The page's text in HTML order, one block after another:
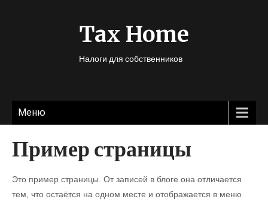
Tax Home
Налоги для собственников
Меню
Пример страницы
Это пример страницы. От записей в блоге она отличается
тем, что остаётся на одном месте и отображается в меню